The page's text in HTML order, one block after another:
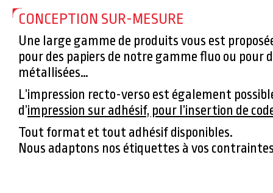
CONCEPTION SUR-MESURE
Une large gamme de produits vous est
pour des papiers de notre gamme fluo ou pour
métallisées…
L’impression recto-verso est également
d’impression sur adhésif, pour l’insertion de
Tout format et tout adhésif disponibles.
Nous adaptons nos étiquettes à vos